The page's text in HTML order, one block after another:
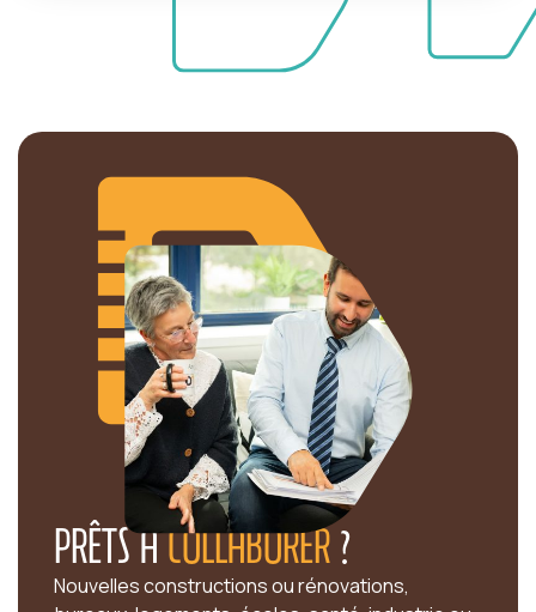
PRÊTS ÀCOLLABORER?
Nouvelles constructions ou rénovations,